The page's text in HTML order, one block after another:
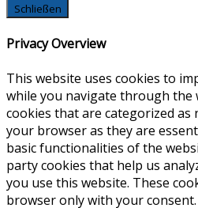
Schließen
Privacy Overview
This website uses cookies to
while you navigate through the
cookies that are categorized as
your browser as they are
basic functionalities of the
party cookies that help us
you use this website. These
browser only with your